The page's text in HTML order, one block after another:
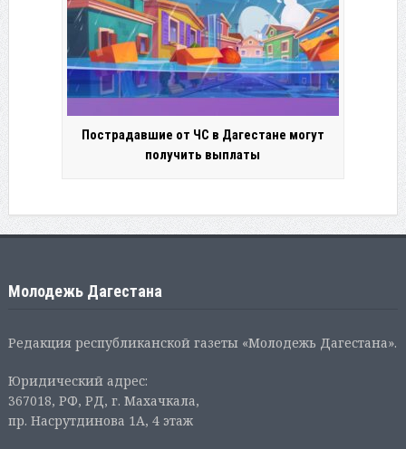
Пострадавшие от ЧС в Дагестане могут
получить выплаты
Молодежь Дагестана
Редакция республиканской газеты «Молодежь Дагестана».
Юридический адрес:
367018, РФ, РД, г. Махачкала,
пр. Насрутдинова 1А, 4 этаж